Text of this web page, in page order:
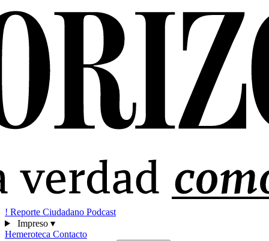
! Reporte Ciudadano Podcast
Impreso ▾
Hemeroteca Contacto